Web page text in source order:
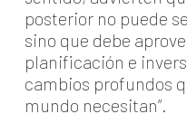
posterior no puede
sino que debe
planificación e
cambios profundos
mundo necesitan”.